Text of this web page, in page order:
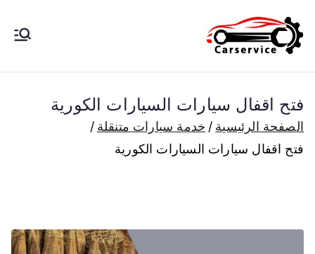
إلى
المحتوى
الكويت
بنشر متنقل الكويت كهرباء وبنشر تبديل
بارخص الاسعار
فتح اقفال سيارات السيارات الكورية
الصفحة الرئيسية
خدمة سيارات متنقلة
فتح اقفال سيارات السيارات الكورية